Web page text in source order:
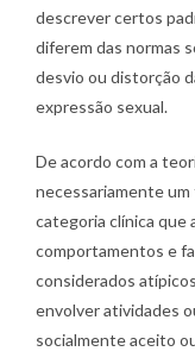
descrever certos
diferem das normas
desvio ou distorção
expressão sexual.
De acordo com a
necessariamente um
categoria clínica que
comportamentos e
considerados
envolver atividades
socialmente aceito